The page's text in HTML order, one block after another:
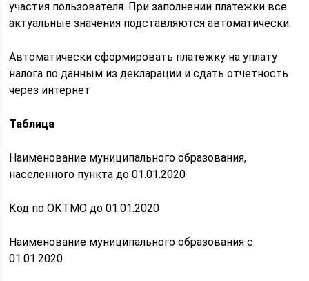
участия пользователя. При заполнении платежки все
актуальные значения подставляются автоматически.
Автоматически сформировать платежку на уплату
налога по данным из декларации и сдать отчетность
через интернет
Таблица
Наименование муниципального образования,
населенного пункта до 01.01.2020
Код по ОКТМО до 01.01.2020
Наименование муниципального образования c
01.01.2020